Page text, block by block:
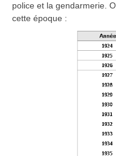
police et la gendarmerie.
cette époque :